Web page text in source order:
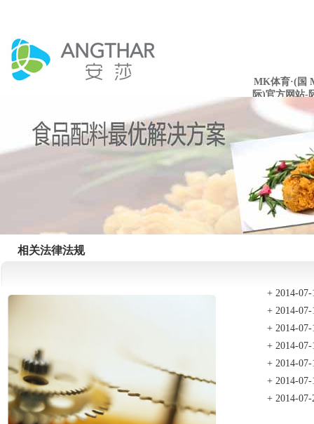
MK体育·(国
际)官方网站-
mksport
相关法律法规
+ 2014-07-
+ 2014-07-
+ 2014-07-
+ 2014-07-
+ 2014-07-
+ 2014-07-
+ 2014-07-